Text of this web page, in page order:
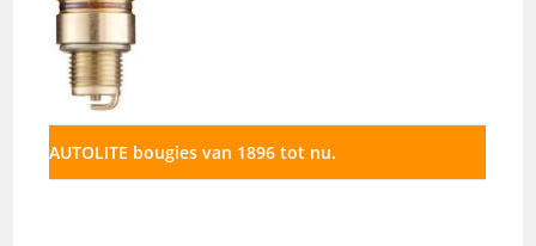
AUTOLITE bougies van 1896 tot nu.